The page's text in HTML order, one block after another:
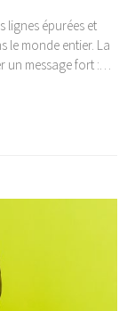
lignes épurées et
le monde entier. La
un message fort :…